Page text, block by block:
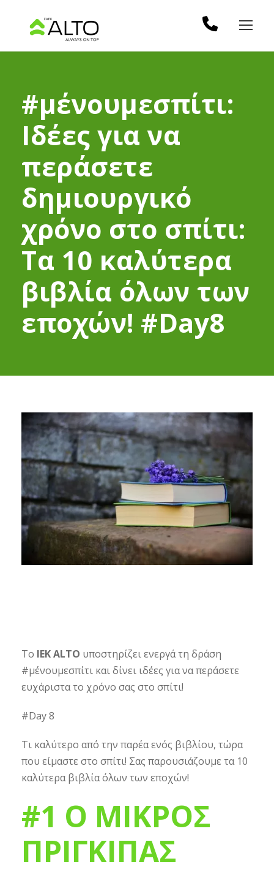
#μένουμεσπίτι:
Ιδέες για να
περάσετε
δημιουργικό
χρόνο στο σπίτι:
Τα 10 καλύτερα
βιβλία όλων των
εποχών! #Day8
Το IEK ALTO υποστηρίζει ενεργά τη δράση
#μένουμεσπίτι και δίνει ιδέες για να περάσετε
ευχάριστα το χρόνο σας στο σπίτι!
#Day 8
Τι καλύτερο από την παρέα ενός βιβλίου, τώρα
που είμαστε στο σπίτι! Σας παρουσιάζουμε τα 10
καλύτερα βιβλία όλων των εποχών!
#1 Ο ΜΙΚΡΟΣ
ΠΡΙΓΚΙΠΑΣ